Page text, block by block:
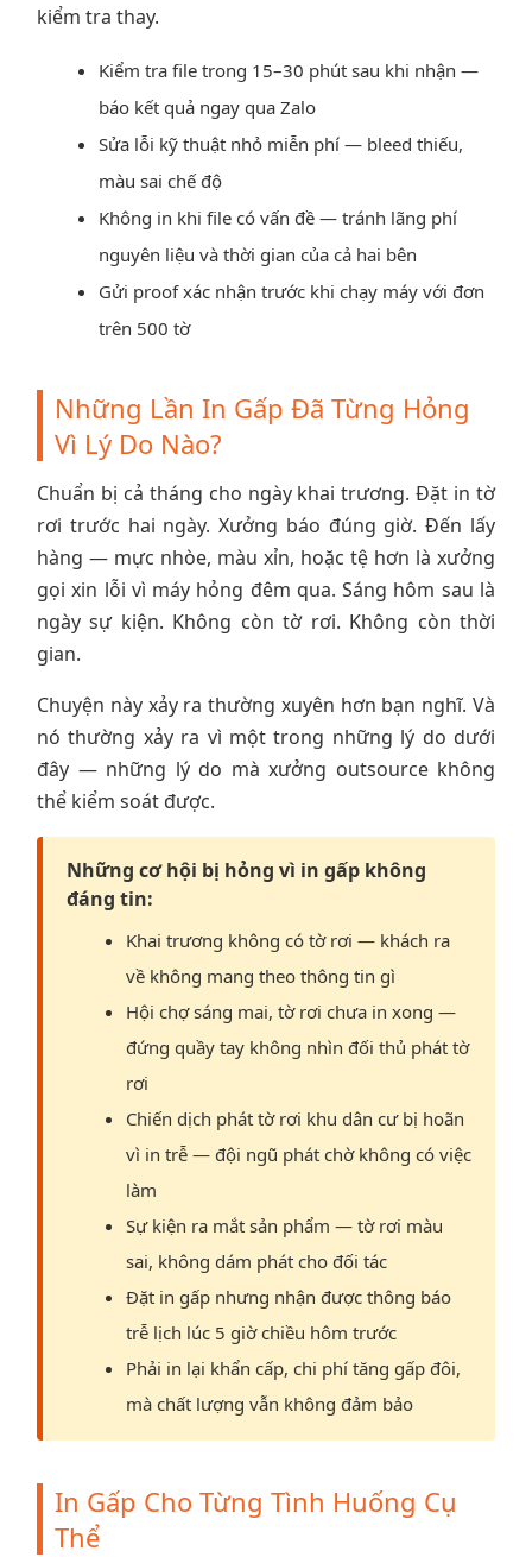
kiểm tra thay.
Kiểm tra file trong 15–30 phút sau khi nhận —
báo kết quả ngay qua Zalo
Sửa lỗi kỹ thuật nhỏ miễn phí — bleed thiếu,
màu sai chế độ
Không in khi file có vấn đề — tránh lãng phí
nguyên liệu và thời gian của cả hai bên
Gửi proof xác nhận trước khi chạy máy với đơn
trên 500 tờ
Những Lần In Gấp Đã Từng Hỏng
Vì Lý Do Nào?
Chuẩn bị cả tháng cho ngày khai trương. Đặt in tờ
rơi trước hai ngày. Xưởng báo đúng giờ. Đến lấy
hàng — mực nhòe, màu xỉn, hoặc tệ hơn là xưởng
gọi xin lỗi vì máy hỏng đêm qua. Sáng hôm sau là
ngày sự kiện. Không còn tờ rơi. Không còn thời
gian.
Chuyện này xảy ra thường xuyên hơn bạn nghĩ. Và
nó thường xảy ra vì một trong những lý do dưới
đây — những lý do mà xưởng outsource không
thể kiểm soát được.
Những cơ hội bị hỏng vì in gấp không
đáng tin:
Khai trương không có tờ rơi — khách ra
về không mang theo thông tin gì
Hội chợ sáng mai, tờ rơi chưa in xong —
đứng quầy tay không nhìn đối thủ phát tờ
rơi
Chiến dịch phát tờ rơi khu dân cư bị hoãn
vì in trễ — đội ngũ phát chờ không có việc
làm
Sự kiện ra mắt sản phẩm — tờ rơi màu
sai, không dám phát cho đối tác
Đặt in gấp nhưng nhận được thông báo
trễ lịch lúc 5 giờ chiều hôm trước
Phải in lại khẩn cấp, chi phí tăng gấp đôi,
mà chất lượng vẫn không đảm bảo
In Gấp Cho Từng Tình Huống Cụ
Thể